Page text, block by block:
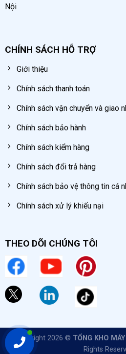
Nội
CHÍNH SÁCH HỖ TRỢ
Giới thiệu
Chính sách thanh toán
Chính sách vận chuyển và giao
Chính sách bảo hành
Chính sách kiểm hàng
Chính sách đổi trả hàng
Chính sách bảo vệ thông tin cá
Chính sách xử lý khiếu nại
THEO DÕI CHÚNG TÔI
Copyright 2026 © TỔNG KHO
Rights